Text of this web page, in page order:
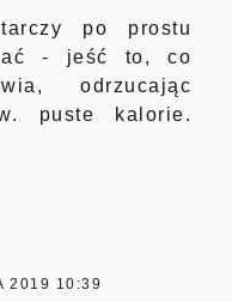
po prostu
- jeść to, co
odrzucając
puste kalorie.
2019 10:39